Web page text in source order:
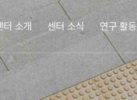
터 소개 센터 소식 연구 활동